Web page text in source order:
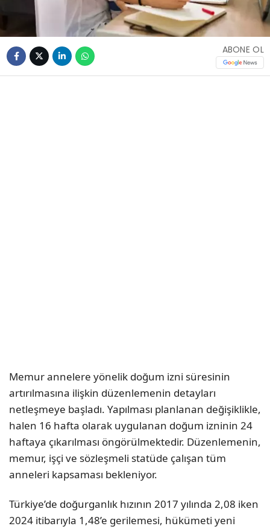
ABONE OL
Memur annelere yönelik doğum izni süresinin
artırılmasına ilişkin düzenlemenin detayları
netleşmeye başladı. Yapılması planlanan değişiklikle,
halen 16 hafta olarak uygulanan doğum izninin 24
haftaya çıkarılması öngörülmektedir. Düzenlemenin,
memur, işçi ve sözleşmeli statüde çalışan tüm
anneleri kapsaması bekleniyor.
Türkiye’de doğurganlık hızının 2017 yılında 2,08 iken
2024 itibarıyla 1,48’e gerilemesi, hükümeti yeni